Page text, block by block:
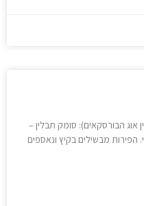
אוג הבורסקאים): סומק תבלין –
הפירות מבשילים בקיץ ונאספים